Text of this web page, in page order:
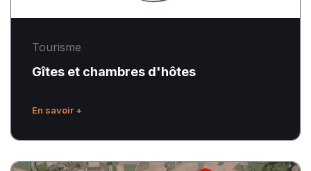
Tourisme
Gîtes et chambres d'hôtes
En savoir +